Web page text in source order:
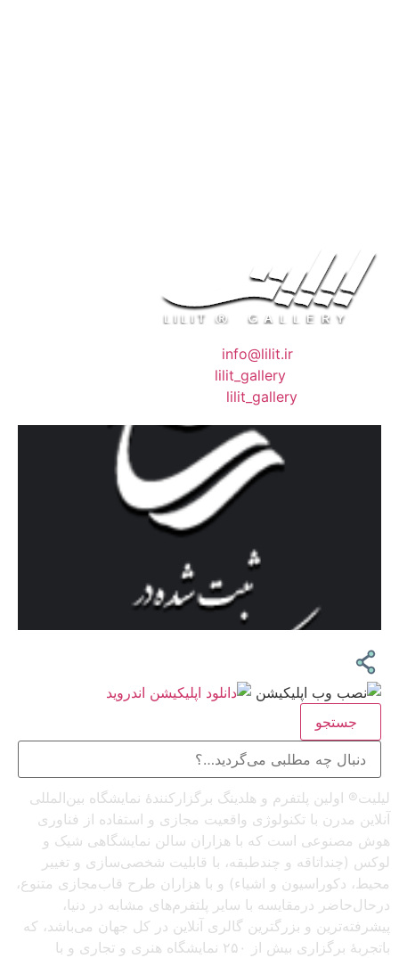
info@lilit.ir
lilit_gallery
lilit_gallery
جستجو
لیلیت® اولین پلتفرم و هلدینگ برگزارکنندهٔ نمایشگاه بین‌المللی
آنلاین مدرن با تکنولوژی واقعیت مجازی و استفاده از فناوری
هوش مصنوعی است که با هزاران سالن نمایشگاهی شیک و
لوکس (چنداتاقه و چندطبقه، با قابلیت شخصی‌سازی و تغییر
محیط، دکوراسیون و اشیاء) و با هزاران طرح قاب‌مجازی متنوع،
درحال‌حاضر درمقایسه با سایر پلتفرم‌های مشابه در دنیا،
پیشرفته‌ترین و بزرگترین گالری آنلاین در کل جهان می‌باشد، که
باتجربهٔ برگزاری بیش از ۲۵۰ نمایشگاه هنری و تجاری و با